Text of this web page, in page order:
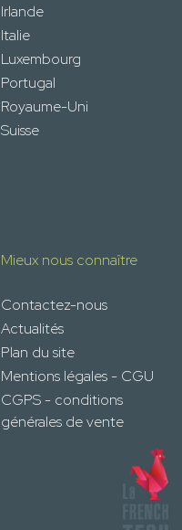
Irlande
Italie
Luxembourg
Portugal
Royaume-Uni
Suisse
Mieux nous connaître
Contactez-nous
Actualités
Plan du site
Mentions légales - CGU
CGPS - conditions
générales de vente